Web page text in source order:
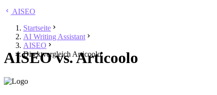
AISEO
Startseite
AI Writing Assistant
AISEO
Direktvergleich Articoolo
AISEO vs. Articoolo